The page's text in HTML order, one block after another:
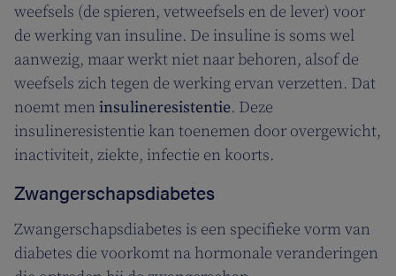
weefsels (de spieren, vetweefsels en de lever) voor
de werking van insuline. De insuline is soms wel
aanwezig, maar werkt niet naar behoren, alsof de
weefsels zich tegen de werking ervan verzetten. Dat
noemt men insulineresistentie. Deze
insulineresistentie kan toenemen door overgewicht,
inactiviteit, ziekte, infectie en koorts.
Zwangerschapsdiabetes
Zwangerschapsdiabetes is een specifieke vorm van
diabetes die voorkomt na hormonale veranderingen